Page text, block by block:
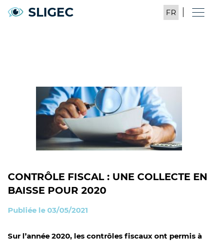
SLIGEC
CONTRÔLE FISCAL : UNE COLLECTE EN
BAISSE POUR 2020
Publiée le 03/05/2021
Sur l’année 2020, les contrôles fiscaux ont permis à